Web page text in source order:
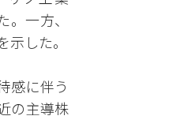
一方、
した。
感に伴う
の主導株